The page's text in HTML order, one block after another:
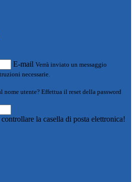
E-mail Verrà inviato un messaggio
necessarie.
nome utente? Effettua il reset della password
la casella di posta elettronica!